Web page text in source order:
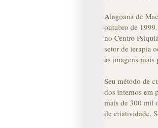
Alagoana de
outubro de
no Centro
setor de terapia
as imagens
Seu método de
dos internos em
mais de 300 mil
de criatividade.